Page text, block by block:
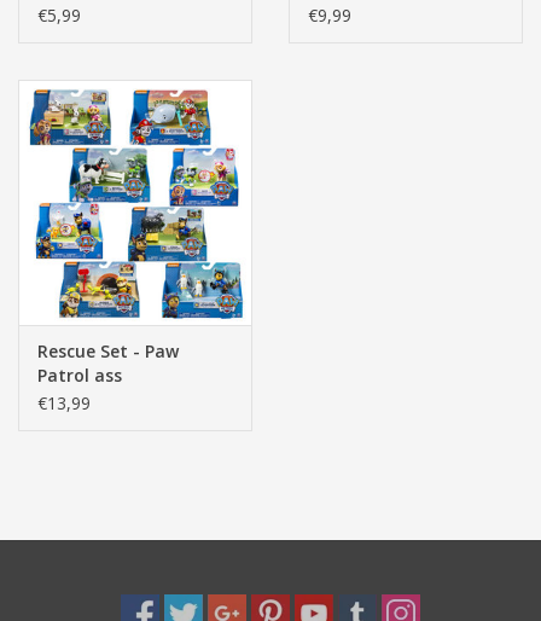
€5,99
€9,99
Rescue Set - Paw
Patrol ass
€13,99